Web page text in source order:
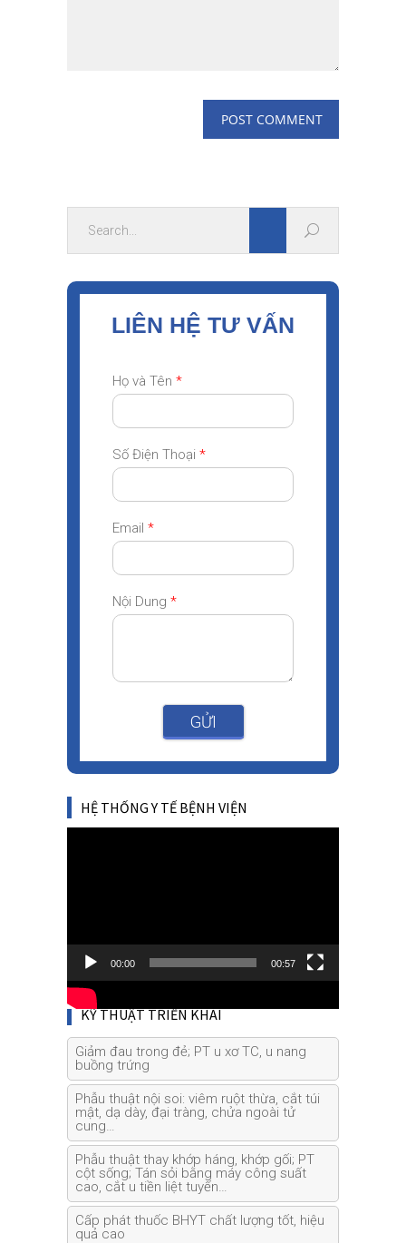
LIÊN HỆ TƯ VẤN
Họ và Tên *
Số Điện Thoại *
Email *
Nội Dung *
GỬI
HỆ THỐNG Y TẾ BỆNH VIỆN
00:00 00:57
KỸ THUẬT TRIỂN KHAI
Giảm đau trong đẻ; PT u xơ TC, u nang
buồng trứng
Phẫu thuật nội soi: viêm ruột thừa, cắt túi
mật, dạ dày, đại tràng, chửa ngoài tử
cung…
Phẫu thuật thay khớp háng, khớp gối; PT
cột sống; Tán sỏi bằng máy công suất
cao, cắt u tiền liệt tuyến…
Cấp phát thuốc BHYT chất lượng tốt, hiệu
quả cao